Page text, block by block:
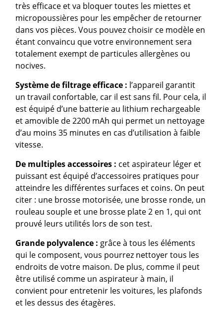
très efficace et va bloquer toutes les miettes et
micropoussières pour les empêcher de retourner
dans vos pièces. Vous pouvez choisir ce modèle en
étant convaincu que votre environnement sera
totalement exempt de particules allergènes ou
nocives.
Système de filtrage efficace : l’appareil garantit
un travail confortable, car il est sans fil. Pour cela, il
est équipé d’une batterie au lithium rechargeable
et amovible de 2200 mAh qui permet un nettoyage
d’au moins 35 minutes en cas d’utilisation à faible
vitesse.
De multiples accessoires : cet aspirateur léger et
puissant est équipé d’accessoires pratiques pour
atteindre les différentes surfaces et coins. On peut
citer : une brosse motorisée, une brosse ronde, un
rouleau souple et une brosse plate 2 en 1, qui ont
prouvé leurs utilités lors de son test.
Grande polyvalence : grâce à tous les éléments
qui le composent, vous pourrez nettoyer tous les
endroits de votre maison. De plus, comme il peut
être utilisé comme un aspirateur à main, il
convient pour entretenir les voitures, les plafonds
et les dessus des étagères.